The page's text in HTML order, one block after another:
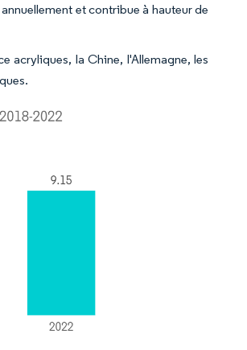
et contribue à hauteur de
acryliques, la Chine, l'Allemagne, les